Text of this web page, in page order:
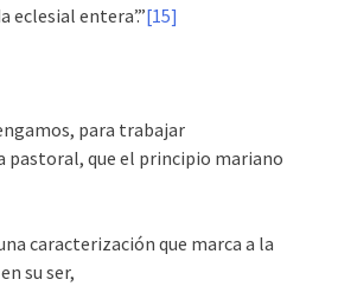
eclesial entera’.”[15]
para trabajar
pastoral, que el principio mariano
caracterización que marca a la
su ser,